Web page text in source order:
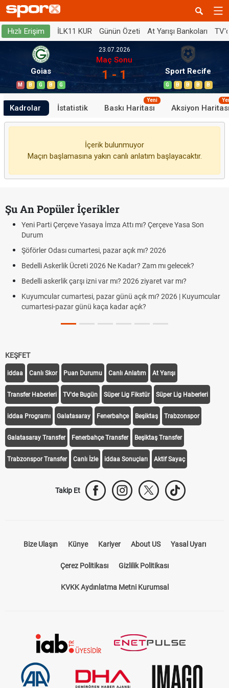
Hızlı Erişim İLK11 KUR Günün Özeti At Yarışı Bankoları
Goias
M B G B G
23.07.2026
Maç Sonu
1 - 1 Sport Recife
G B B B B
Kadrolar İstatistik Baskı Haritası
Yeni
Aksiyon
İçerik bulunmuyor
Maçın başlamasına yakın canlı anlatım başlayacaktır.
Şu An Popüler İçerikler
Yeni Parti Çerçeve Yasaya İmza Attı mı? Çerçeve Yasa Son
Durum
Şöförler Odası cumartesi, pazar açık mı? 2026
Bedelli Askerlik Ücreti 2026 Ne Kadar? Zam mı gelecek?
Bedelli askerlik çarşı izni var mı? 2026 ziyaret var mı?
Kuyumcular cumartesi, pazar günü açık mı? 2026 | Kuyumcular
cumartesi-pazar günü kaça kadar açık?
KEŞFET
iddaa Canlı Skor Puan Durumu Canlı Anlatım At Yarışı
Transfer Haberleri TV'de Bugün Süper Lig Fikstür Süper Lig Haberleri
iddaa Programı Galatasaray Fenerbahçe Beşiktaş Trabzonspor
Galatasaray Transfer Fenerbahçe Transfer Beşiktaş Transfer
Trabzonspor Transfer Canlı İzle iddaa Sonuçları Aktif Sayaç
Takip Et
Bize Ulaşın Künye Kariyer About US Yasal Uyarı
Çerez Politikası Gizlilik Politikası
KVKK Aydınlatma Metni Kurumsal